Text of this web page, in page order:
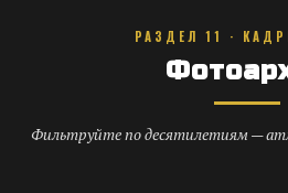
РАЗДЕЛ 11 ·
Фильтруйте по десятилетиям —